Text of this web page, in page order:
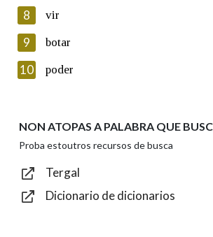
Lin e acepto as condicións da
Introduce o código que aparece na imaxe:
Texto de verificación
8 vir
9 botar
10 poder
NON ATOPAS A PALABRA QUE
Proba estoutros recursos de busca
Tergal
Dicionario de dicionarios